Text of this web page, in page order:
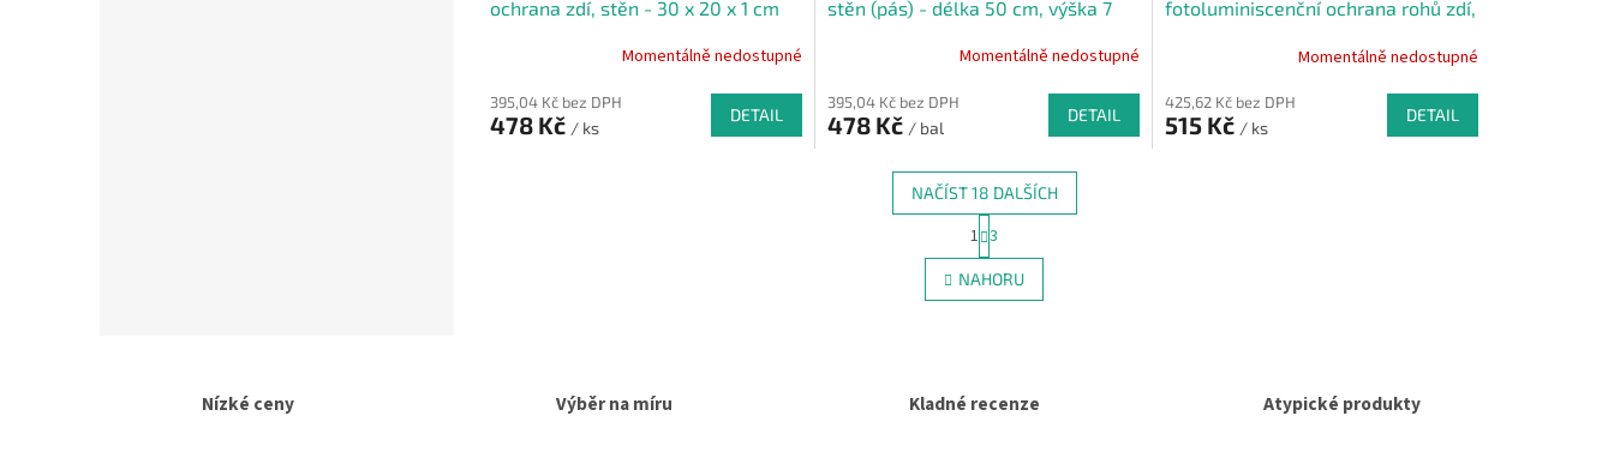
ochrana zdí, stěn - 30 x 20 x 1 cm
Momentálně nedostupné
395,04 Kč bez DPH
478 Kč / ks
DETAIL
stěn (pás) - délka 50 cm, výška 7
Momentálně nedostupné
395,04 Kč bez DPH
478 Kč / bal
DETAIL
fotoluminiscenční ochrana rohů zdí,
Momentálně nedostupné
425,62 Kč bez DPH
515 Kč / ks
DETAIL
O
v
l
í
NAČÍST 18 DALŠÍCH
t
r
á
n
n
1 3
NAHORU
Nízké ceny Výběr na míru Kladné recenze Atypické produkty